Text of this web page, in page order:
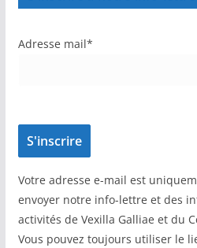
Adresse mail*
Votre adresse e-mail est
envoyer notre info-lettre et des
activités de Vexilla Galliae et du
Vous pouvez toujours utiliser le